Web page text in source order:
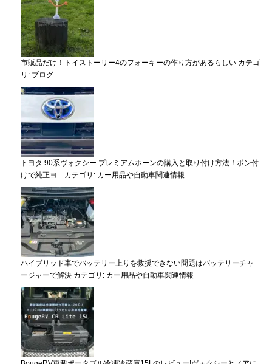
市販品だけ！トイストーリー4のフォーキーの作り方があるらしい カテゴ
リ: ブログ
トヨタ 90系ヴォクシー プレミアムホーンの購入と取り付け方法！ポン付
けで純正ヨ...
カテゴリ: カー用品や自動車関連情報
ハイブリッド車でバッテリー上りを救援できない問題はバッテリーチャ
ージャーで解決 カテゴリ: カー用品や自動車関連情報